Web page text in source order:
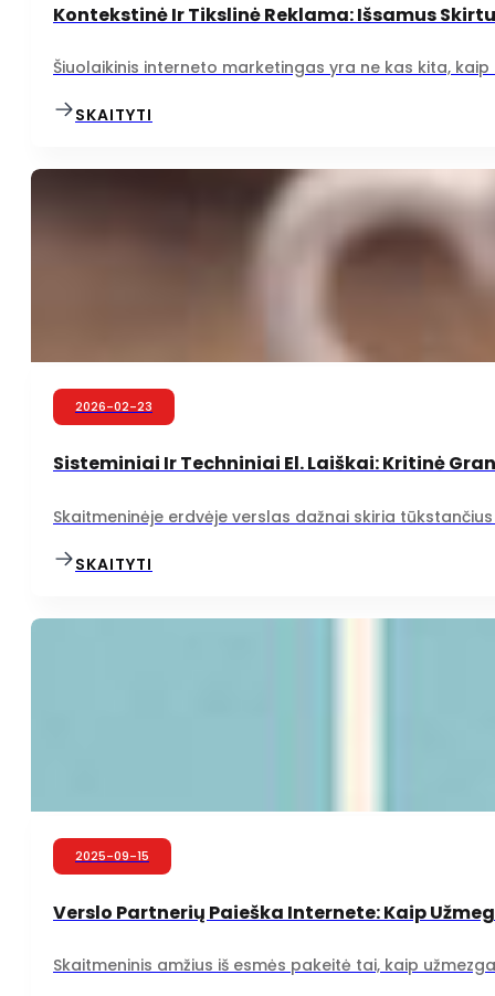
Kontekstinė Ir Tikslinė Reklama: Išsamus
Šiuolaikinis interneto marketingas yra ne kas kita,
SKAITYTI
2026-02-23
Sisteminiai Ir Techniniai El. Laiškai: Kritinė
Skaitmeninėje erdvėje verslas dažnai skiria
SKAITYTI
2025-09-15
Verslo Partnerių Paieška Internete: Kaip
Skaitmeninis amžius iš esmės pakeitė tai, kaip